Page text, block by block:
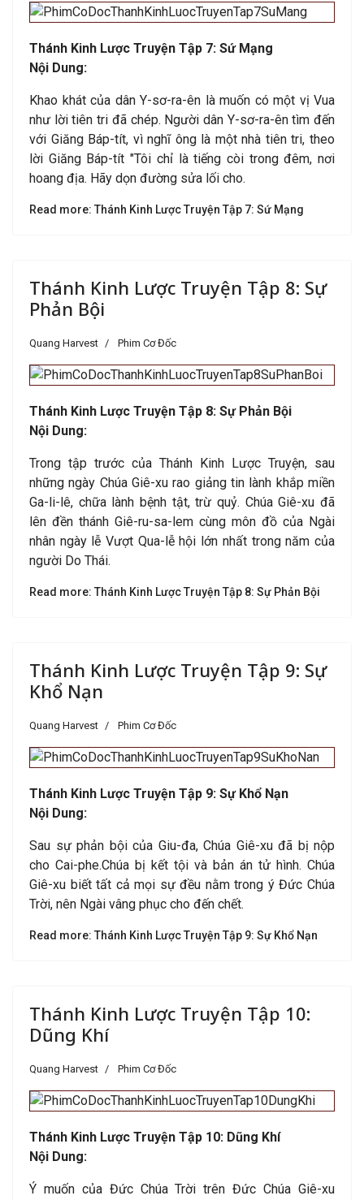
Thánh Kinh Lược Truyện Tập 7: Sứ Mạng
Nội Dung:
Khao khát của dân Y-sơ-ra-ên là muốn có một vị Vua
như lời tiên tri đã chép. Người dân Y-sơ-ra-ên tìm đến
với Giăng Báp-tít, vì nghĩ ông là một nhà tiên tri, theo
lời Giăng Báp-tít "Tôi chỉ là tiếng còi trong đêm, nơi
hoang địa. Hãy dọn đường sửa lối cho.
Read more: Thánh Kinh Lược Truyện Tập 7: Sứ Mạng
Thánh Kinh Lược Truyện Tập 8: Sự
Phản Bội
Quang Harvest Phim Cơ Đốc
Thánh Kinh Lược Truyện Tập 8: Sự Phản Bội
Nội Dung:
Trong tập trước của Thánh Kinh Lược Truyện, sau
những ngày Chúa Giê-xu rao giảng tin lành khắp miền
Ga-li-lê, chữa lành bệnh tật, trừ quỷ. Chúa Giê-xu đã
lên đền thánh Giê-ru-sa-lem cùng môn đồ của Ngài
nhân ngày lễ Vượt Qua-lễ hội lớn nhất trong năm của
người Do Thái.
Read more: Thánh Kinh Lược Truyện Tập 8: Sự Phản Bội
Thánh Kinh Lược Truyện Tập 9: Sự
Khổ Nạn
Quang Harvest Phim Cơ Đốc
Thánh Kinh Lược Truyện Tập 9: Sự Khổ Nạn
Nội Dung:
Sau sự phản bội của Giu-đa, Chúa Giê-xu đã bị nộp
cho Cai-phe.Chúa bị kết tội và bản án tử hình. Chúa
Giê-xu biết tất cả mọi sự đều nằm trong ý Đức Chúa
Trời, nên Ngài vâng phục cho đến chết.
Read more: Thánh Kinh Lược Truyện Tập 9: Sự Khổ Nạn
Thánh Kinh Lược Truyện Tập 10:
Dũng Khí
Quang Harvest Phim Cơ Đốc
Thánh Kinh Lược Truyện Tập 10: Dũng Khí
Nội Dung:
Ý muốn của Đức Chúa Trời trên Đức Chúa Giê-xu